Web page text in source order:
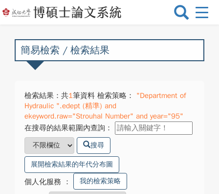
選
換
簡易檢索 / 檢索結果
檢索結果：共1筆資料 檢索策略：
"Department of
Hydraulic ".edept (精準) and
ekeyword.raw="Strouhal Number" and year="95"
在搜尋的結果範圍內查詢：
搜尋
展開檢索結果的年代分布圖
個人化服務 ： 我的檢索策略